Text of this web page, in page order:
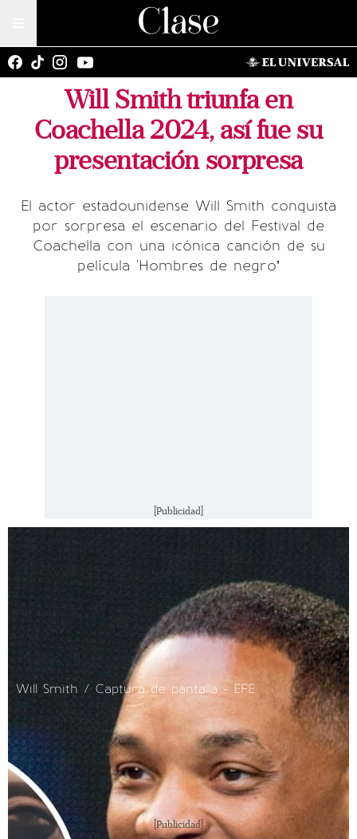
Will Smith triunfa en
Coachella 2024, así fue su
presentación sorpresa
El actor estadounidense Will Smith conquista
por sorpresa el escenario del Festival de
Coachella con una icónica canción de su
película 'Hombres de negro’
[Publicidad]
Will Smith / Captura de pantalla - EFE
[Publicidad]